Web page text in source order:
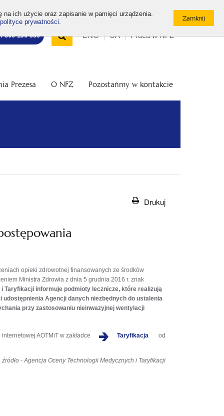
ich użycie oraz zapisanie w pamięci urządzenia.
polityce prywatności.
800 190 590 Wyszukiwarka
Otwórz
/
Top
ENG UA Praca w NFZ
Prezesa O NFZ Pozostańmy w kontakcie
Drukuj
opieki zdrowotnej finansowanych ze środków
Ministra Zdrowia z dnia 5 grudnia 2016 r. znak
Taryfikacji informuje podmioty lecznicze, które realizują
Agencji danych niezbędnych do ustalenia
przy zastosowaniu nieinwazyjnej wentylacji
AOTMiT w zakładce Taryfikacja od
źródło - Agencja Oceny Technologii Medycznych i Taryfikacji